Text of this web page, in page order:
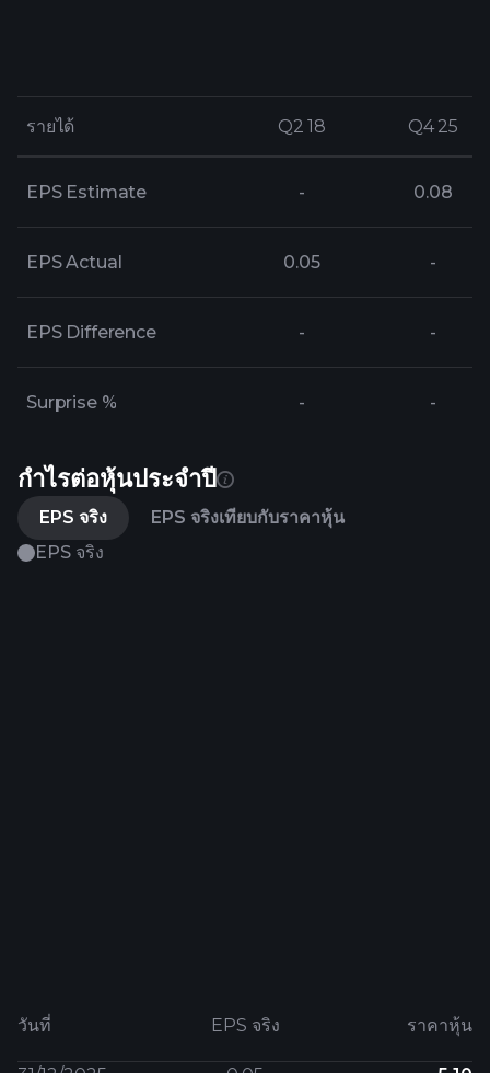
รายได้ Q2 18 Q4 25
รายได้ Q2 18 Q4 25
EPS Estimate - 0.08
EPS Actual 0.05 -
EPS Difference - -
Surprise % - -
กำไรต่อหุ้นประจำปี
EPS จริง
EPS จริงเทียบกับราคาหุ้น
EPS จริง
วันที่ EPS จริง ราคาหุ้น